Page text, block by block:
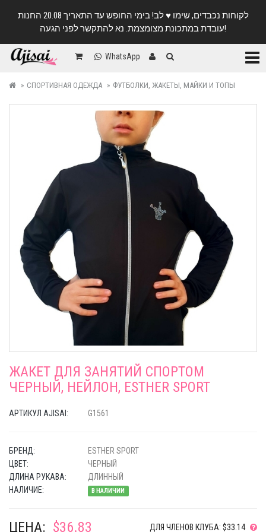
לקוחות נכבדים, שימו ♥️ לב! בימי החופש עד התאריך 20.08 החנות
עובדת במתכונת מצומצמת. נא להתקשר לפני הגעה!
WhatsApp
СПОРТИВНАЯ ОДЕЖДА ФУТБОЛКИ, ЖАКЕТЫ, МАЙКИ И ТОПЫ
ЖАКЕТ ДЛЯ ЗАНЯТИЙ СПОРТОМ
ЧЕРНЫЙ, НЕЙЛОН, ESTHER SPORT
АРТИКУЛ AJISAI: G1561
БРЕНД:
ESTHER SPORT
ЦВЕТ:
ЧЕРНЫЙ
ДЛИНА РУКАВА:
ДЛИННЫЙ
НАЛИЧИЕ:
В НАЛИЧИИ
ЦЕНА: $36.83 ДЛЯ ЧЛЕНОВ КЛУБА: $33.14